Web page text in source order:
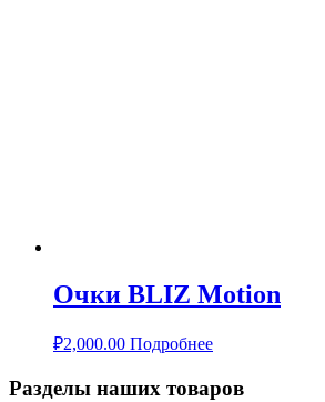
Очки BLIZ Motion
₽2,000.00 Подробнее
Разделы наших товаров